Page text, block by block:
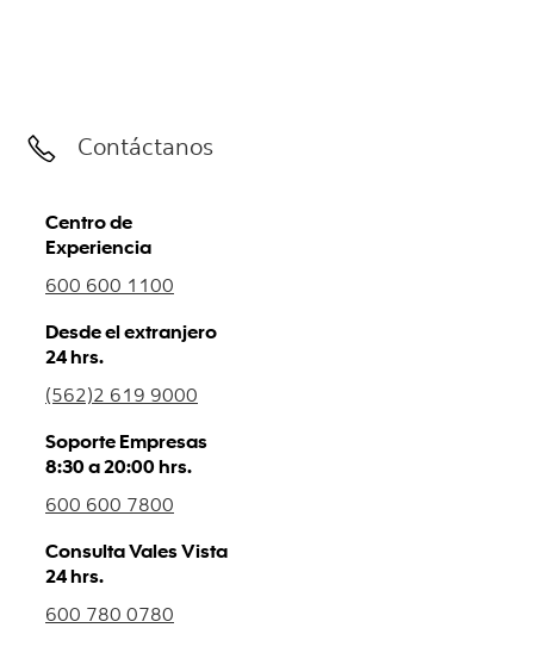
Contáctanos
Centro de
Experiencia
600 600 1100
Desde el extranjero
24 hrs.
(562)2 619 9000
Soporte Empresas
8:30 a 20:00 hrs.
600 600 7800
Consulta Vales Vista
24 hrs.
600 780 0780